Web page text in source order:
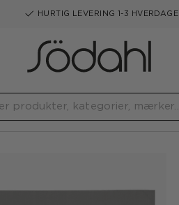
HURTIG LEVERING 1-3 HVERDAGE